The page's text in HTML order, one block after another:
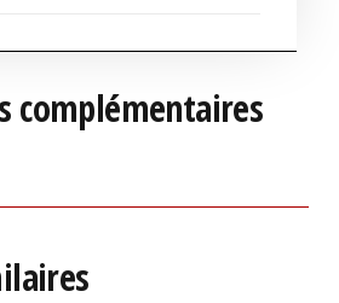
complémentaires